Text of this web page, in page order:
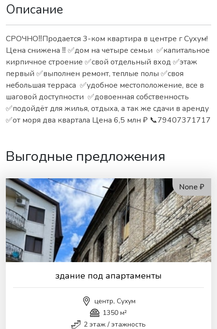
Описание
СРОЧНО‼️Продается 3-ком квартира в центре г Сухум!
Цена снижена ‼️ ✅дом на четыре семьи ✅капитальное
кирпичное строение ✅свой отдельный вход ✅этаж
первый ✅выполнен ремонт, теплые полы ✅своя
небольшая терраса ✅удобное местоположение, все в
шаговой доступности ✅довоенная собственность
✅подойдёт для жилья, отдыха, а так же сдачи в аренду
✅от моря два квартала Цена 6,5 млн ₽ 📞79407371717
Выгодные предложения
None ₽
здание под апартаменты
центр, Сухум
1350 м²
2 этаж / этажность